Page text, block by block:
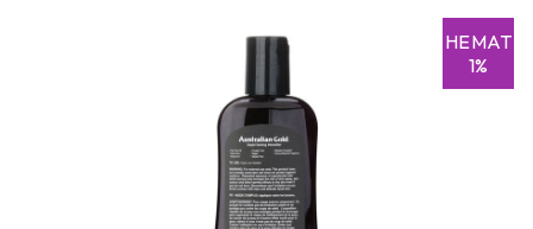
HEMAT
1%